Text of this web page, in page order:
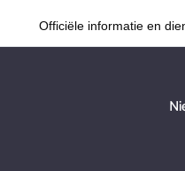
Officiële informatie en